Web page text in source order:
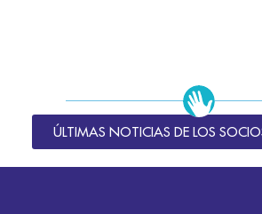
ÚLTIMAS NOTICIAS DE LOS